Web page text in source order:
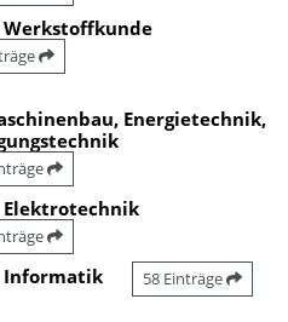
Werkstoffkunde
Energietechnik,
Elektrotechnik
Informatik 58 Einträge